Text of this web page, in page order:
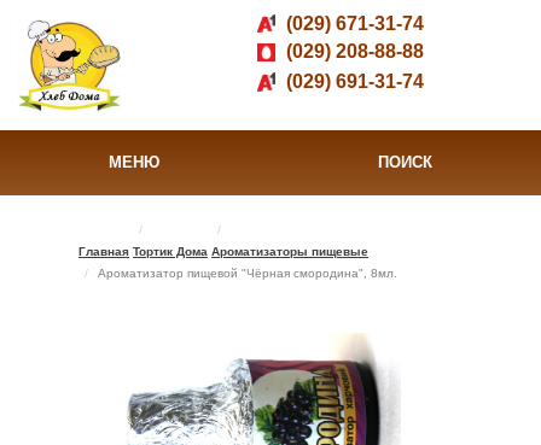
(029) 671-31-74
(029) 208-88-88
(029) 691-31-74
МЕНЮ ПОИСК
Главная Тортик Дома Ароматизаторы пищевые
Ароматизатор пищевой "Чёрная смородина", 8мл.